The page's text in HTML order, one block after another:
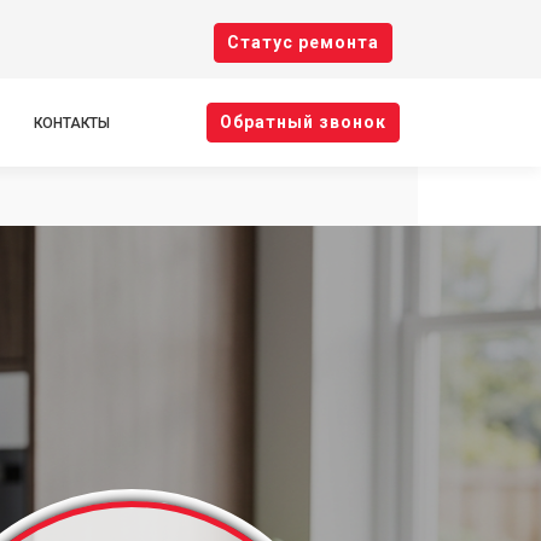
Cтатус ремонта
КОНТАКТЫ Oбратный звонок